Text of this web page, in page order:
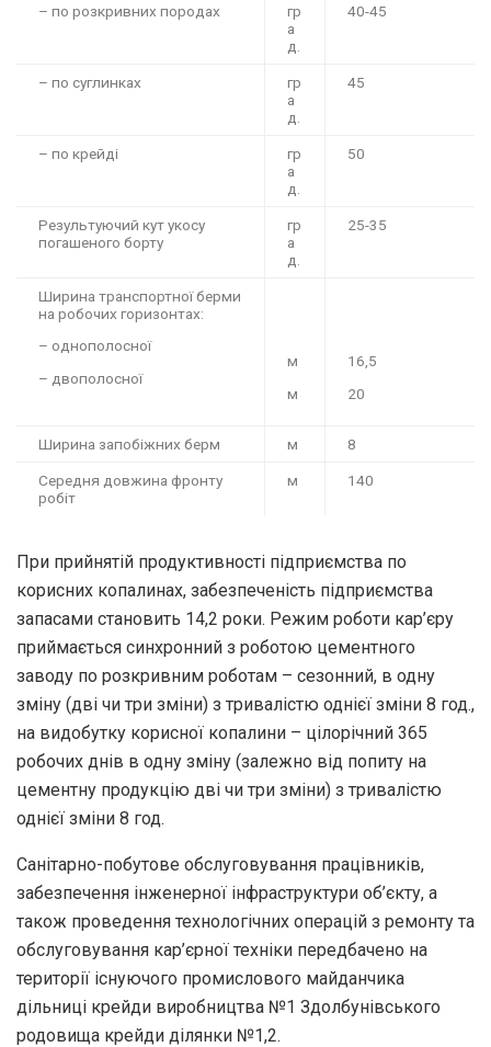
– по розкривних породах
гр
а
д.
40-45
– по суглинках
гр
а
д.
45
– по крейді
гр
а
д.
50
Результуючий кут укосу
погашеного борту
гр
а
д.
25-35
Ширина транспортної берми
на робочих горизонтах:
– однополосної
– двополосної
м
м
16,5
20
Ширина запобіжних берм м 8
Середня довжина фронту
робіт
м 140
При прийнятій продуктивності підприємства по
корисних копалинах, забезпеченість підприємства
запасами становить 14,2 роки. Режим роботи кар’єру
приймається синхронний з роботою цементного
заводу по розкривним роботам – сезонний, в одну
зміну (дві чи три зміни) з тривалістю однієї зміни 8 год.,
на видобутку корисної копалини – цілорічний 365
робочих днів в одну зміну (залежно від попиту на
цементну продукцію дві чи три зміни) з тривалістю
однієї зміни 8 год.
Санітарно-побутове обслуговування працівників,
забезпечення інженерної інфраструктури об’єкту, а
також проведення технологічних операцій з ремонту та
обслуговування кар’єрної техніки передбачено на
території існуючого промислового майданчика
дільниці крейди виробництва №1 Здолбунівського
родовища крейди ділянки №1,2.